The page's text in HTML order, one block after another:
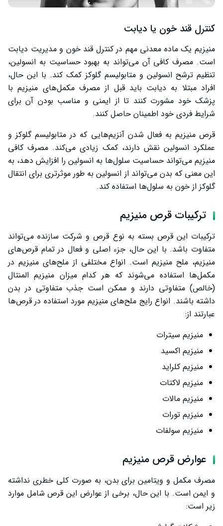
کنترل قند خون یا دیابت
منیزیم یک ماده معدنی مهم در کنترل قند خون و مدیریت دیابت
است. مصرف کافی آن می‌تواند به بهبود حساسیت به انسولین،
تنظیم ترشح انسولین و متابولیسم گلوکز کمک کند. با این حال،
افراد مبتلا به دیابت باید قبل از مصرف مکمل‌های منیزیم با
پزشک خود مشورت کنند تا از ایمنی و مناسب بودن آن برای
شرایط فردی خود اطمینان حاصل کنند.
قرص منیزیم به فعال شدن آنزیم‌هایی که در متابولیسم گلوکز و
عملکرد انسولین نقش دارند، کمک زیادی می‌کند. مصرف کافی
منیزیم می‌تواند حساسیت سلول‌ها به انسولین را افزایش دهد، به
این معنی که بدن می‌تواند از انسولین به طور موثرتری برای انتقال
گلوکز از خون به سلول‌ها استفاده کند.
ترکیبات قرص منیزیم
ترکیبات این قرص بسته به نوع قرص و شرکت سازنده می‌تواند
متفاوت باشد. با این حال، جزء اصلی و فعال در تمام قرص‌های
منیزیم، ملح منیزیم است. انواع مختلفی از ملح‌های منیزیم در
مکمل‌ها استفاده می‌شوند که هر کدام میزان منیزیم المنتال
(خالص) متفاوتی دارند و ممکن است جذب متفاوتی در بدن
داشته باشند. انواع رایج ملح‌های منیزیم مورد استفاده در قرص‌ها
عبارتند از:
منیزیم سیترات
منیزیم اکسید
منیزیم کلراید
منیزیم لاکتات
منیزیم مالات
منیزیم تورات
منیزیم سولفات
عوارض قرص منیزیم
مصرف مکمل و ویتامین برای بدن، به صورت کلی خطری نداشته
و ایمن است. با این حال، برخی از عوارض این قرص شامل موارد
زیر است: